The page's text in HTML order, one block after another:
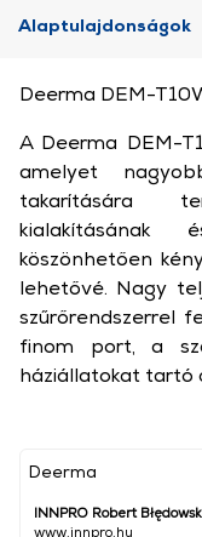
Alaptulajdonságok
Deerma
INNPRO Robert
www.innpro.hu
Deerma DEM-
A Deerma DEM-
amelyet
takarítására
kialakításának
köszönhetően
lehetővé. Nagy
szűrőrendszerrel
finom port, a
háziállatokat tartó